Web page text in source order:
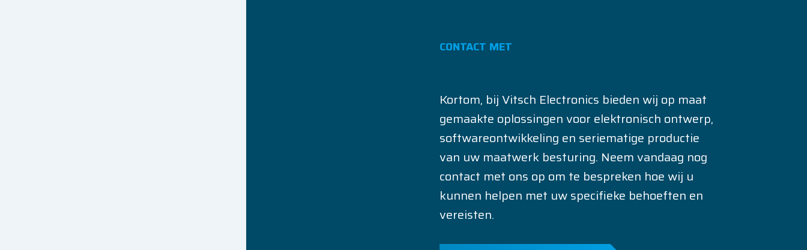
CONTACT MET
Kortom, bij Vitsch Electronics bieden wij op maat
gemaakte oplossingen voor elektronisch ontwerp,
softwareontwikkeling en seriematige productie
van uw maatwerk besturing. Neem vandaag nog
contact met ons op om te bespreken hoe wij u
kunnen helpen met uw specifieke behoeften en
vereisten.